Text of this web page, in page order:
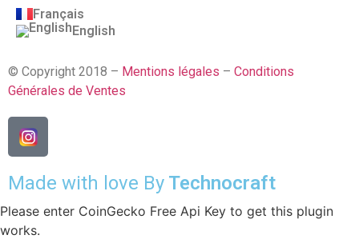
Français
English
© Copyright 2018 – Mentions légales – Conditions
Générales de Ventes
Made with love By Technocraft
Please enter CoinGecko Free Api Key to get this plugin
works.